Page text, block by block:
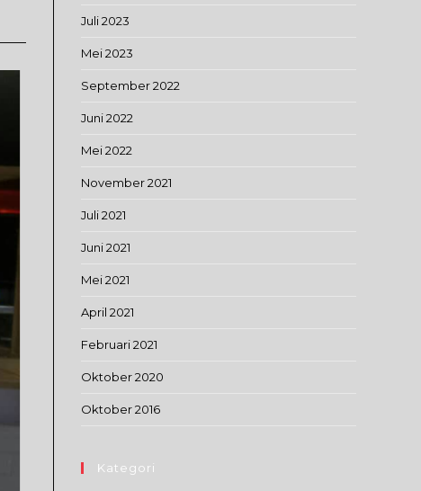
Juli 2023
Mei 2023
September 2022
Juni 2022
Mei 2022
November 2021
Juli 2021
Juni 2021
Mei 2021
April 2021
Februari 2021
Oktober 2020
Oktober 2016
Kategori